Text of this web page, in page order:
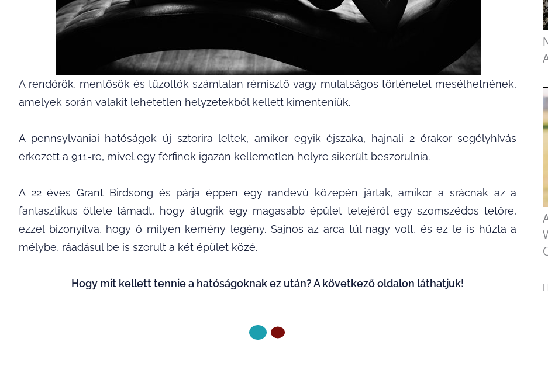
A rendőrök, mentősök és tűzoltók számtalan rémisztő vagy mulatságos történetet mesélhetnének,
amelyek során valakit lehetetlen helyzetekből kellett kimenteniük.
A pennsylvaniai hatóságok új sztorira leltek, amikor egyik éjszaka, hajnali 2 órakor segélyhívás
érkezett a 911-re, mivel egy férfinek igazán kellemetlen helyre sikerült beszorulnia.
A 22 éves Grant Birdsong és párja éppen egy randevú közepén jártak, amikor a srácnak az a
fantasztikus ötlete támadt, hogy átugrik egy magasabb épület tetejéről egy szomszédos tetőre,
ezzel bizonyítva, hogy ő milyen kemény legény. Sajnos az arca túl nagy volt, és ez le is húzta a
mélybe, ráadásul be is szorult a két épület közé.
Hogy mit kellett tennie a hatóságoknak ez után? A következő oldalon láthatjuk!